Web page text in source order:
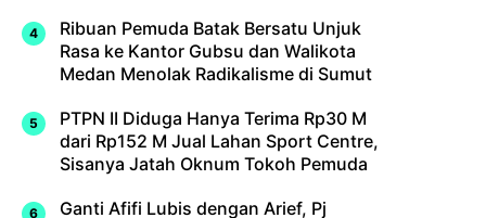
Ribuan Pemuda Batak Bersatu Unjuk
Rasa ke Kantor Gubsu dan Walikota
Medan Menolak Radikalisme di Sumut
PTPN II Diduga Hanya Terima Rp30 M
dari Rp152 M Jual Lahan Sport Centre,
Sisanya Jatah Oknum Tokoh Pemuda
Ganti Afifi Lubis dengan Arief, Pj